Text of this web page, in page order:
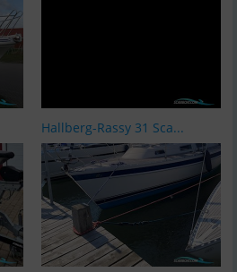
Hallberg-Rassy 31 Sca...